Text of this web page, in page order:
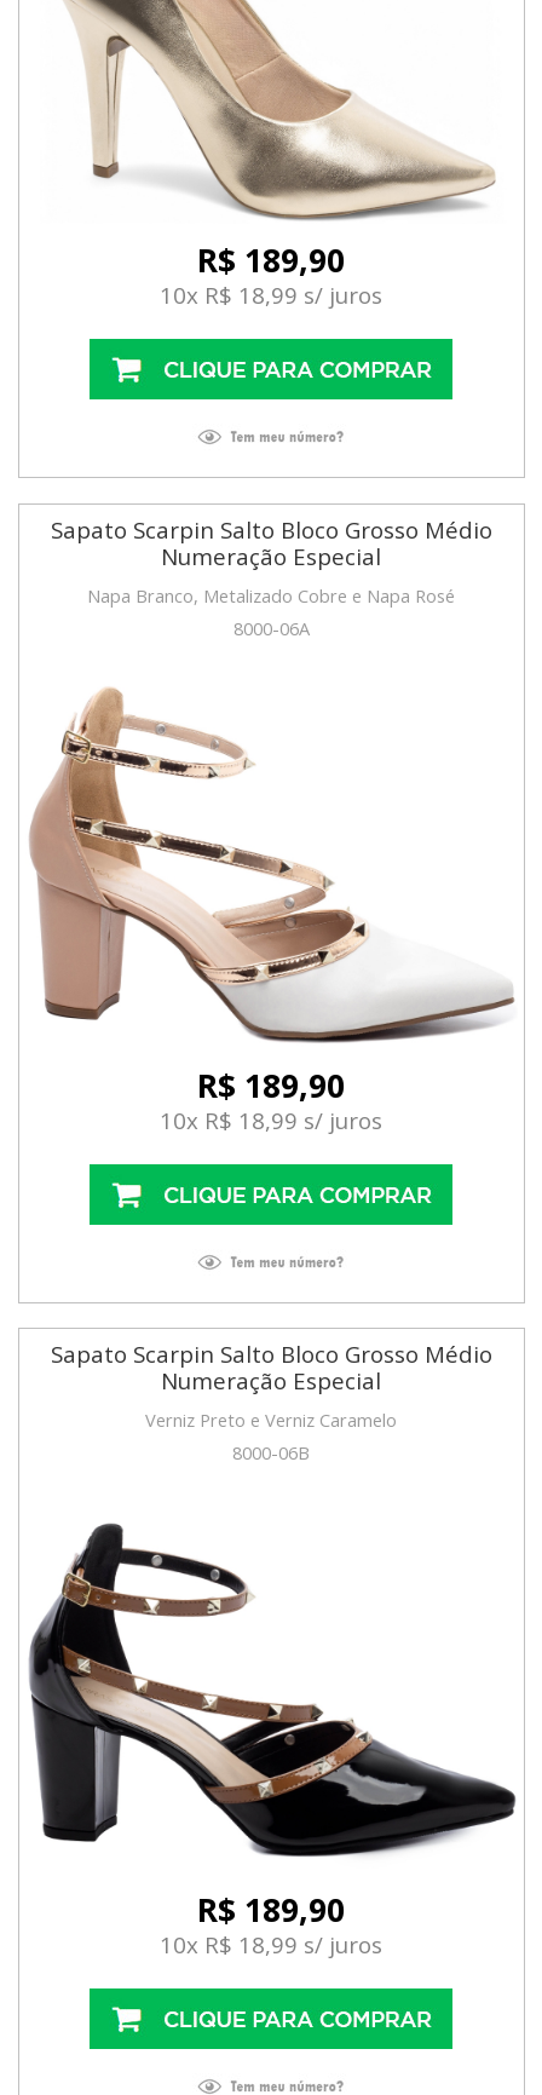
R$ 189,90
10x R$ 18,99 s/ juros
Sapato Scarpin Salto Bloco Grosso Médio
Numeração Especial
Napa Branco, Metalizado Cobre e Napa Rosé
8000-06A
R$ 189,90
10x R$ 18,99 s/ juros
Sapato Scarpin Salto Bloco Grosso Médio
Numeração Especial
Verniz Preto e Verniz Caramelo
8000-06B
R$ 189,90
10x R$ 18,99 s/ juros